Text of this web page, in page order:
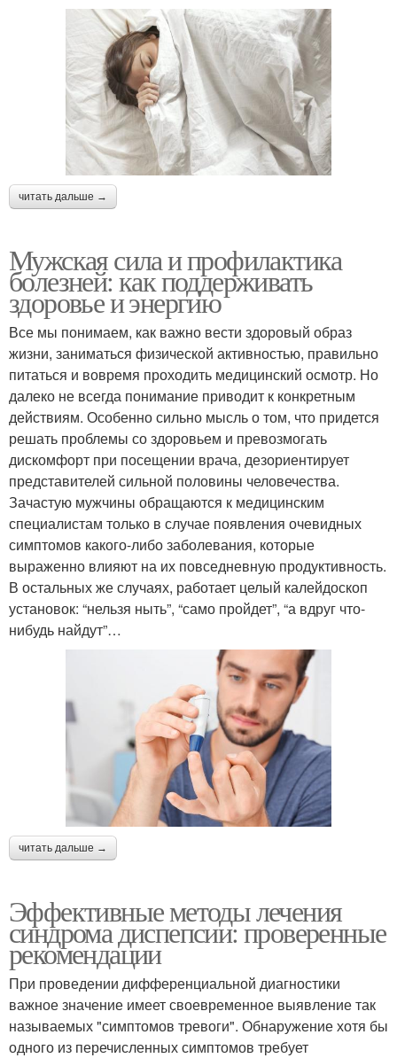
читать дальше →
Мужская сила и профилактика
болезней: как поддерживать
здоровье и энергию
Все мы понимаем, как важно вести здоровый образ
жизни, заниматься физической активностью, правильно
питаться и вовремя проходить медицинский осмотр. Но
далеко не всегда понимание приводит к конкретным
действиям. Особенно сильно мысль о том, что придется
решать проблемы со здоровьем и превозмогать
дискомфорт при посещении врача, дезориентирует
представителей сильной половины человечества.
Зачастую мужчины обращаются к медицинским
специалистам только в случае появления очевидных
симптомов какого-либо заболевания, которые
выраженно влияют на их повседневную продуктивность.
В остальных же случаях, работает целый калейдоскоп
установок: “нельзя ныть”, “само пройдет”, “а вдруг что-
нибудь найдут”…
читать дальше →
Эффективные методы лечения
синдрома диспепсии: проверенные
рекомендации
При проведении дифференциальной диагностики
важное значение имеет своевременное выявление так
называемых "симптомов тревоги". Обнаружение хотя бы
одного из перечисленных симптомов требует